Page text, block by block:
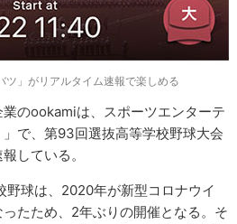
ツ」がリアルタイム速報で楽しめる
のookamiは、スポーツエンターテ
で、第93回選抜高等学校野球大会
している。
球は、2020年が新型コロナウイ
たため、2年ぶりの開催となる。そ